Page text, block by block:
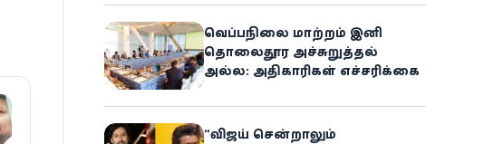
எச்சரிக்கை
வெப்பநிலை மாற்றம் இனி
தொலைதூர அச்சுறுத்தல்
அல்ல: அதிகாரிகள் எச்சரிக்கை
“விஜய் சென்றாலும்